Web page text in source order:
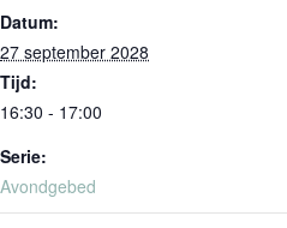
Datum:
27 september 2028
Tijd:
16:30 - 17:00
Serie:
Avondgebed